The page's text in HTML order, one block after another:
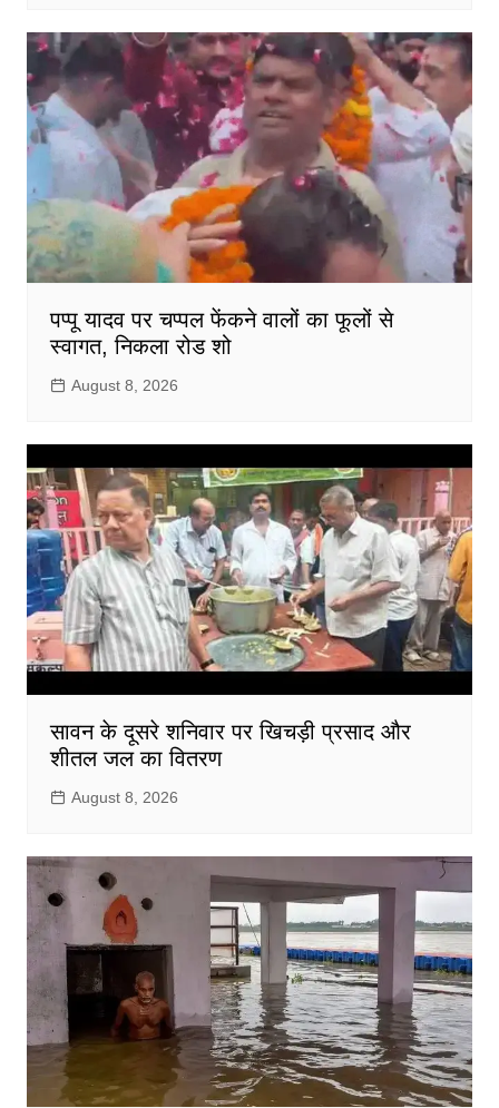
पप्पू यादव पर चप्पल फेंकने वालों का फूलों से
स्वागत, निकला रोड शो
August 8, 2026
सावन के दूसरे शनिवार पर खिचड़ी प्रसाद और
शीतल जल का वितरण
August 8, 2026